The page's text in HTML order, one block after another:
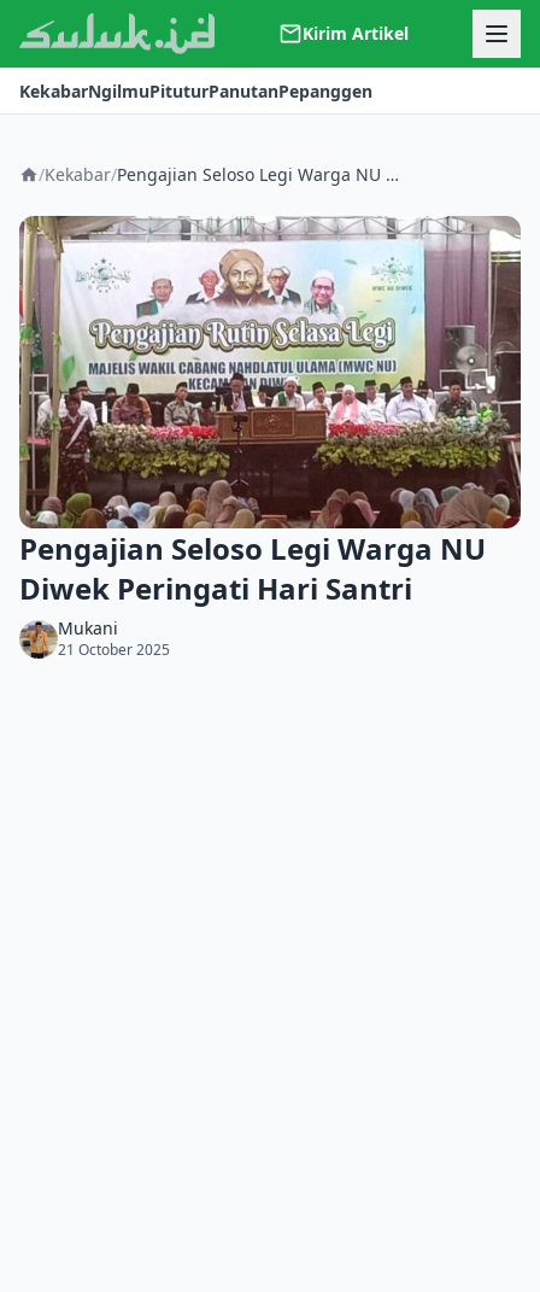
Kirim Artikel
Kerjasama
Kontak
KekabarNgilmuPituturPanutanPepanggen
/Kekabar/ Pengajian Seloso Legi Warga NU Diwek Peringati Hari Santri
Pengajian Seloso Legi Warga NU
Diwek Peringati Hari Santri
Mukani
21 October 2025